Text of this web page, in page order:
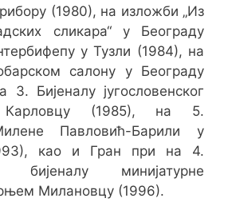
(1980), на изложби „Из
сликара“ у Београду
у Тузли (1984), на
салону у Београду
3. Бијеналу југословенског
(1985), на 5.
Павловић-Барили у
као и Гран при на 4.
бијеналу минијатурне
Милановцу (1996).